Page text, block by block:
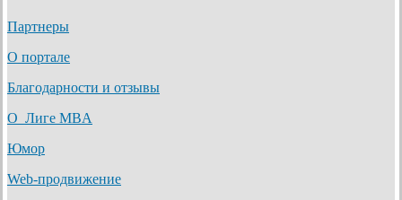
Партнеры
О портале
Благодарности и отзывы
О Лиге MBA
Юмор
Web-продвижение